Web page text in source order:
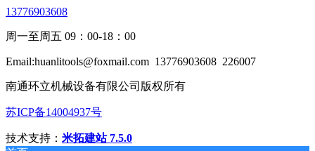
13776903608
周一至周五 09：00-18：00
Email:huanlitools@foxmail.com 13776903608 226007
南通环立机械设备有限公司版权所有
苏ICP备14004937号
技术支持： 米拓建站 7.5.0